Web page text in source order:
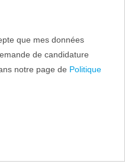
que mes données
de candidature
notre page de Politique